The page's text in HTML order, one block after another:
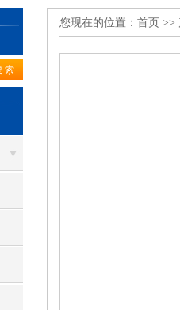
您现在的位置： 首页 >>